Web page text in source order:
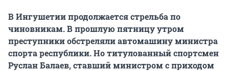
В Ингушетии продолжается стрельба по
чиновникам. В прошлую пятницу утром
преступники обстреляли автомашину министра
спорта республики. Но титулованный спортсмен
Руслан Балаев, ставший министром с приходом